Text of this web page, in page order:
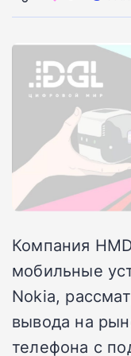
Компания
мобильные
Nokia,
вывода на
телефона с